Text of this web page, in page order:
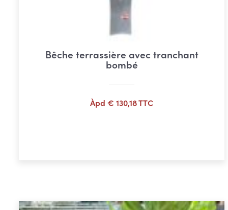
Bêche terrassière avec tranchant
bombé
Àpd € 130,18TTC